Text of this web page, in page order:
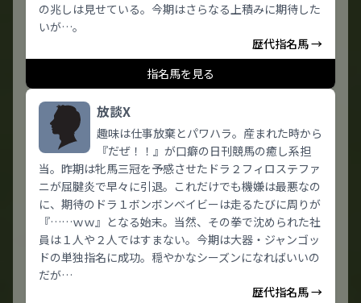
の兆しは見せている。今期はさらなる上積みに期待した
いが…。
歴代指名馬 →
指名馬を見る
放談X
趣味は仕事放棄とパワハラ。産まれた時から
『だぜ！！』が口癖の日刊競馬の癒し系担
当。昨期は牝馬三冠を予感させたドラ２フィロステファ
ニが屈腱炎で早々に引退。これだけでも機嫌は最悪なの
に、期待のドラ１ボンボンベイビーは走るたびに周りが
『……ｗｗ』となる始末。当然、その拳で沈められた社
員は１人や２人ではすまない。今期は大器・ジャンゴッ
ドの単独指名に成功。穏やかなシーズンになればいいの
だが…
歴代指名馬 →